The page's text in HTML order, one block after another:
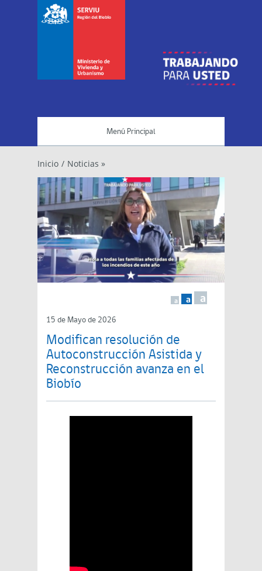
Menú Principal
Inicio / Noticias »
a a a
15 de Mayo de 2026
Modifican resolución de
Autoconstrucción Asistida y
Reconstrucción avanza en el
Biobío